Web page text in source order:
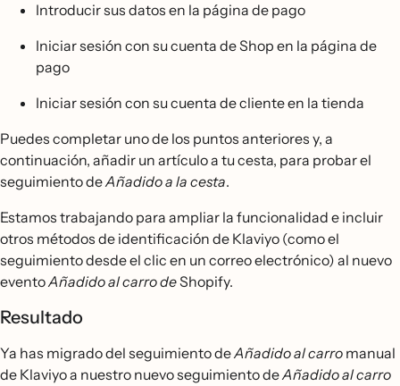
Introducir sus datos en la página de pago
Iniciar sesión con su cuenta de Shop en la página de
pago
Iniciar sesión con su cuenta de cliente en la tienda
Puedes completar uno de los puntos anteriores y, a
continuación, añadir un artículo a tu cesta, para probar el
seguimiento deAñadido a la cesta.
Estamos trabajando para ampliar la funcionalidad e incluir
otros métodos de identificación de Klaviyo (como el
seguimiento desde el clic en un correo electrónico) al nuevo
eventoAñadido al carro deShopify.
Resultado
Ya has migrado del seguimiento deAñadido al carro manual
de Klaviyo a nuestro nuevo seguimiento deAñadido al carro